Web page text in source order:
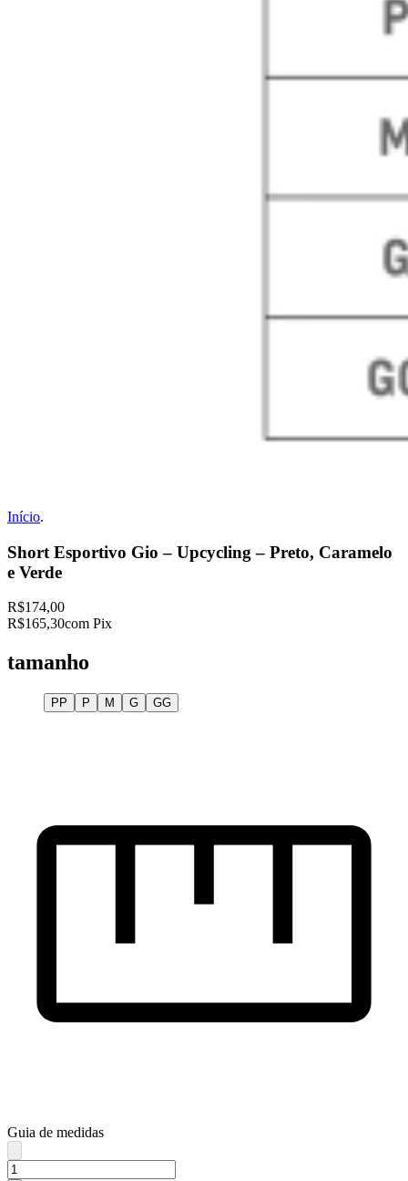
Início.
Short Esportivo Gio – Upcycling – Preto, Caramelo
e Verde
R$174,00
R$165,30com Pix
tamanho
PP P M G GG
Guia de medidas